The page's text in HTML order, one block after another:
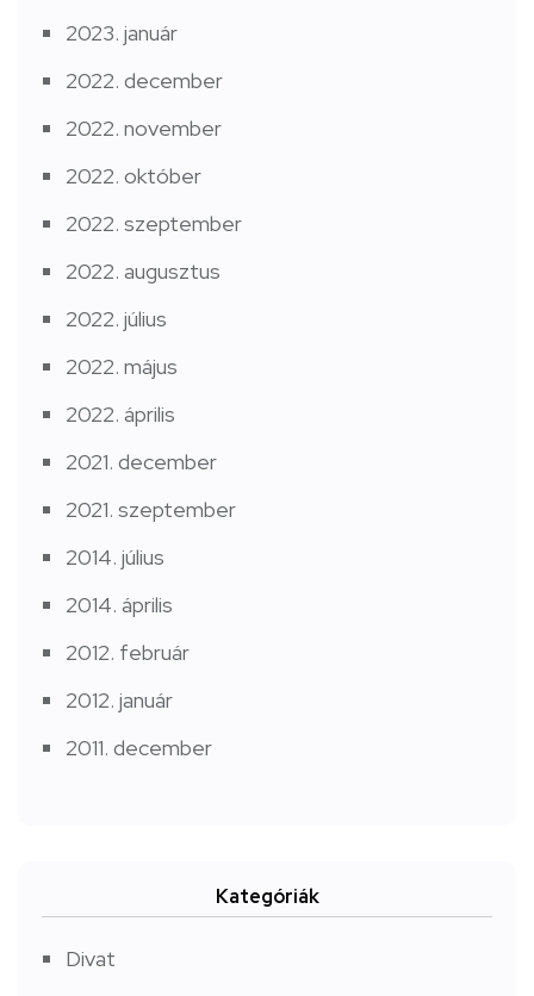
2023. január
2022. december
2022. november
2022. október
2022. szeptember
2022. augusztus
2022. július
2022. május
2022. április
2021. december
2021. szeptember
2014. július
2014. április
2012. február
2012. január
2011. december
Kategóriák
Divat